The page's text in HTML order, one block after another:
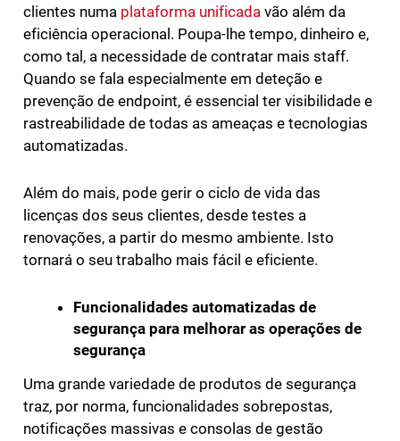
clientes numa plataforma unificadavão além da
eficiência operacional. Poupa-lhe tempo, dinheiro e,
como tal, a necessidade de contratar mais staff.
Quando se fala especialmente em deteção e
prevenção de endpoint, é essencial ter visibilidade e
rastreabilidade de todas as ameaças e tecnologias
automatizadas.
Além do mais, pode gerir o ciclo de vida das
licenças dos seus clientes, desde testes a
renovações, a partir do mesmo ambiente. Isto
tornará o seu trabalho mais fácil e eficiente.
Funcionalidades automatizadas de
segurança para melhorar as operações de
segurança
Uma grande variedade de produtos de segurança
traz, por norma, funcionalidades sobrepostas,
notificações massivas e consolas de gestão